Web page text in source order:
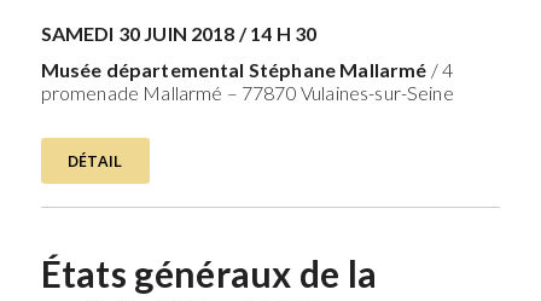
SAMEDI 30 JUIN 2018 / 14 H 30
Musée départemental Stéphane Mallarmé / 4
promenade Mallarmé – 77870 Vulaines-sur-Seine
DÉTAIL
États généraux de la